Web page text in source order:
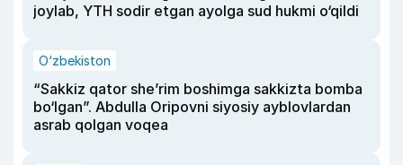
joylab, YTH sodir etgan ayolga sud hukmi o‘qildi
O‘zbekiston
“Sakkiz qator she’rim boshimga sakkizta bomba
bo‘lgan”. Abdulla Oripovni siyosiy ayblovlardan
asrab qolgan voqea